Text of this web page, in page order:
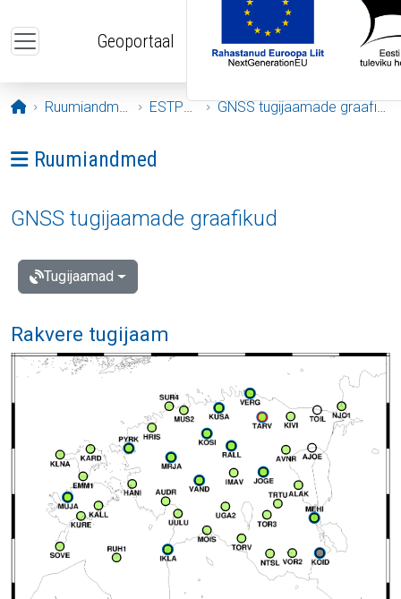
Geoportaal
Avaleht
Ruumiandmed ESTPOS GNSS tugijaamade graafikud
Ava menüü: Ruumiandmed
Ruumiandmed
GNSS tugijaamade graafikud
Tugijaamad
Rakvere tugijaam